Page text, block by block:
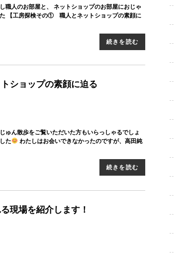
職人のお部屋と、 ネットショップのお部屋におじゃ
【工房探検その① 職人とネットショップの素顔に
続きを読む
ショップの素顔に迫る
ゅん散歩をご覧いただいた方もいらっしゃるでしょ
た
わたしはお会いできなかったのですが、高田純
続きを読む
現場を紹介します！